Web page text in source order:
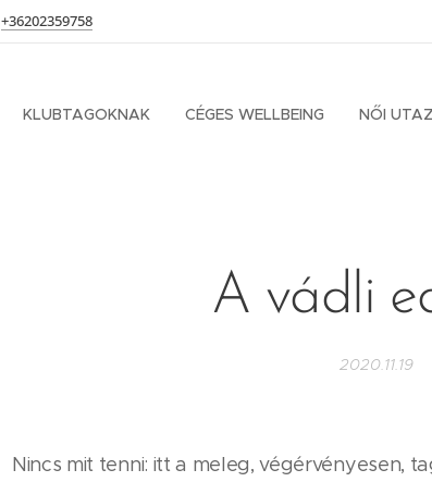
+36202359758
KLUBTAGOKNAK CÉGES WELLBEING NŐI
A vádli
2020.11.19
Nincs mit tenni: itt a meleg, végérvényesen,